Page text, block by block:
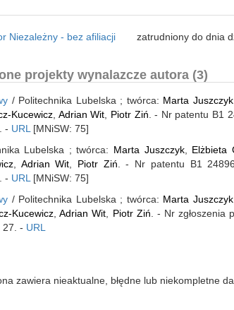
Niezależny - bez afiliacji zatrudniony do dnia
projekty wynalazcze autora (3)
/ Politechnika Lubelska ; twórca: Marta Juszczyk,
Kucewicz Adrian Wit Piotr Ziń . - Nr patentu B1
- URL [MNiSW: 75]
Lubelska ; twórca: Marta Juszczyk, Elżbieta
, Adrian Wit Piotr Ziń . - Nr patentu B1
- URL [MNiSW: 75]
/ Politechnika Lubelska ; twórca: Marta Juszczyk,
Kucewicz ,Adrian Wit Piotr Ziń . - Nr zgłoszenia
27. - URL
zawiera nieaktualne, błędne lub niekompletne